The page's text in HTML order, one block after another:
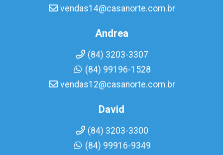
vendas14@casanorte.com.br
Andrea
(84) 3203-3307
(84) 99196-1528
vendas12@casanorte.com.br
David
(84) 3203-3300
(84) 99916-9349